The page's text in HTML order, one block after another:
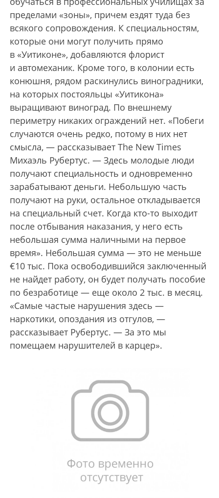
пределами «зоны», причем ездят туда без
всякого сопровождения. К специальностям,
которые они могут получить прямо
в «Уитиконе», добавляются флорист
и автомеханик. Кроме того, в колонии есть
конюшня, рядом раскинулись виноградники,
на которых постояльцы «Уитикона»
выращивают виноград. По внешнему
периметру никаких ограждений нет. «Побеги
случаются очень редко, потому в них нет
смысла, — рассказывает The New Times
Михаэль Рубертус. — Здесь молодые люди
получают специальность и одновременно
зарабатывают деньги. Небольшую часть
получают на руки, остальное откладывается
на специальный счет. Когда кто-то выходит
после отбывания наказания, у него есть
небольшая сумма наличными на первое
время». Небольшая сумма — это не меньше
€10 тыс. Пока освободившийся заключенный
не найдет работу, он будет получать пособие
по безработице — еще около 2 тыс. в месяц.
«Самые частые нарушения здесь —
наркотики, опоздания из отгулов, —
рассказывает Рубертус. — За это мы
помещаем нарушителей в карцер».